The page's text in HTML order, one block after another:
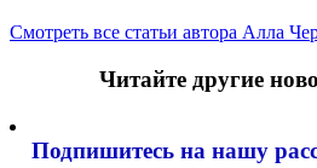
Смотреть все статьи автора Алла
Читайте другие
Подпишитесь на нашу